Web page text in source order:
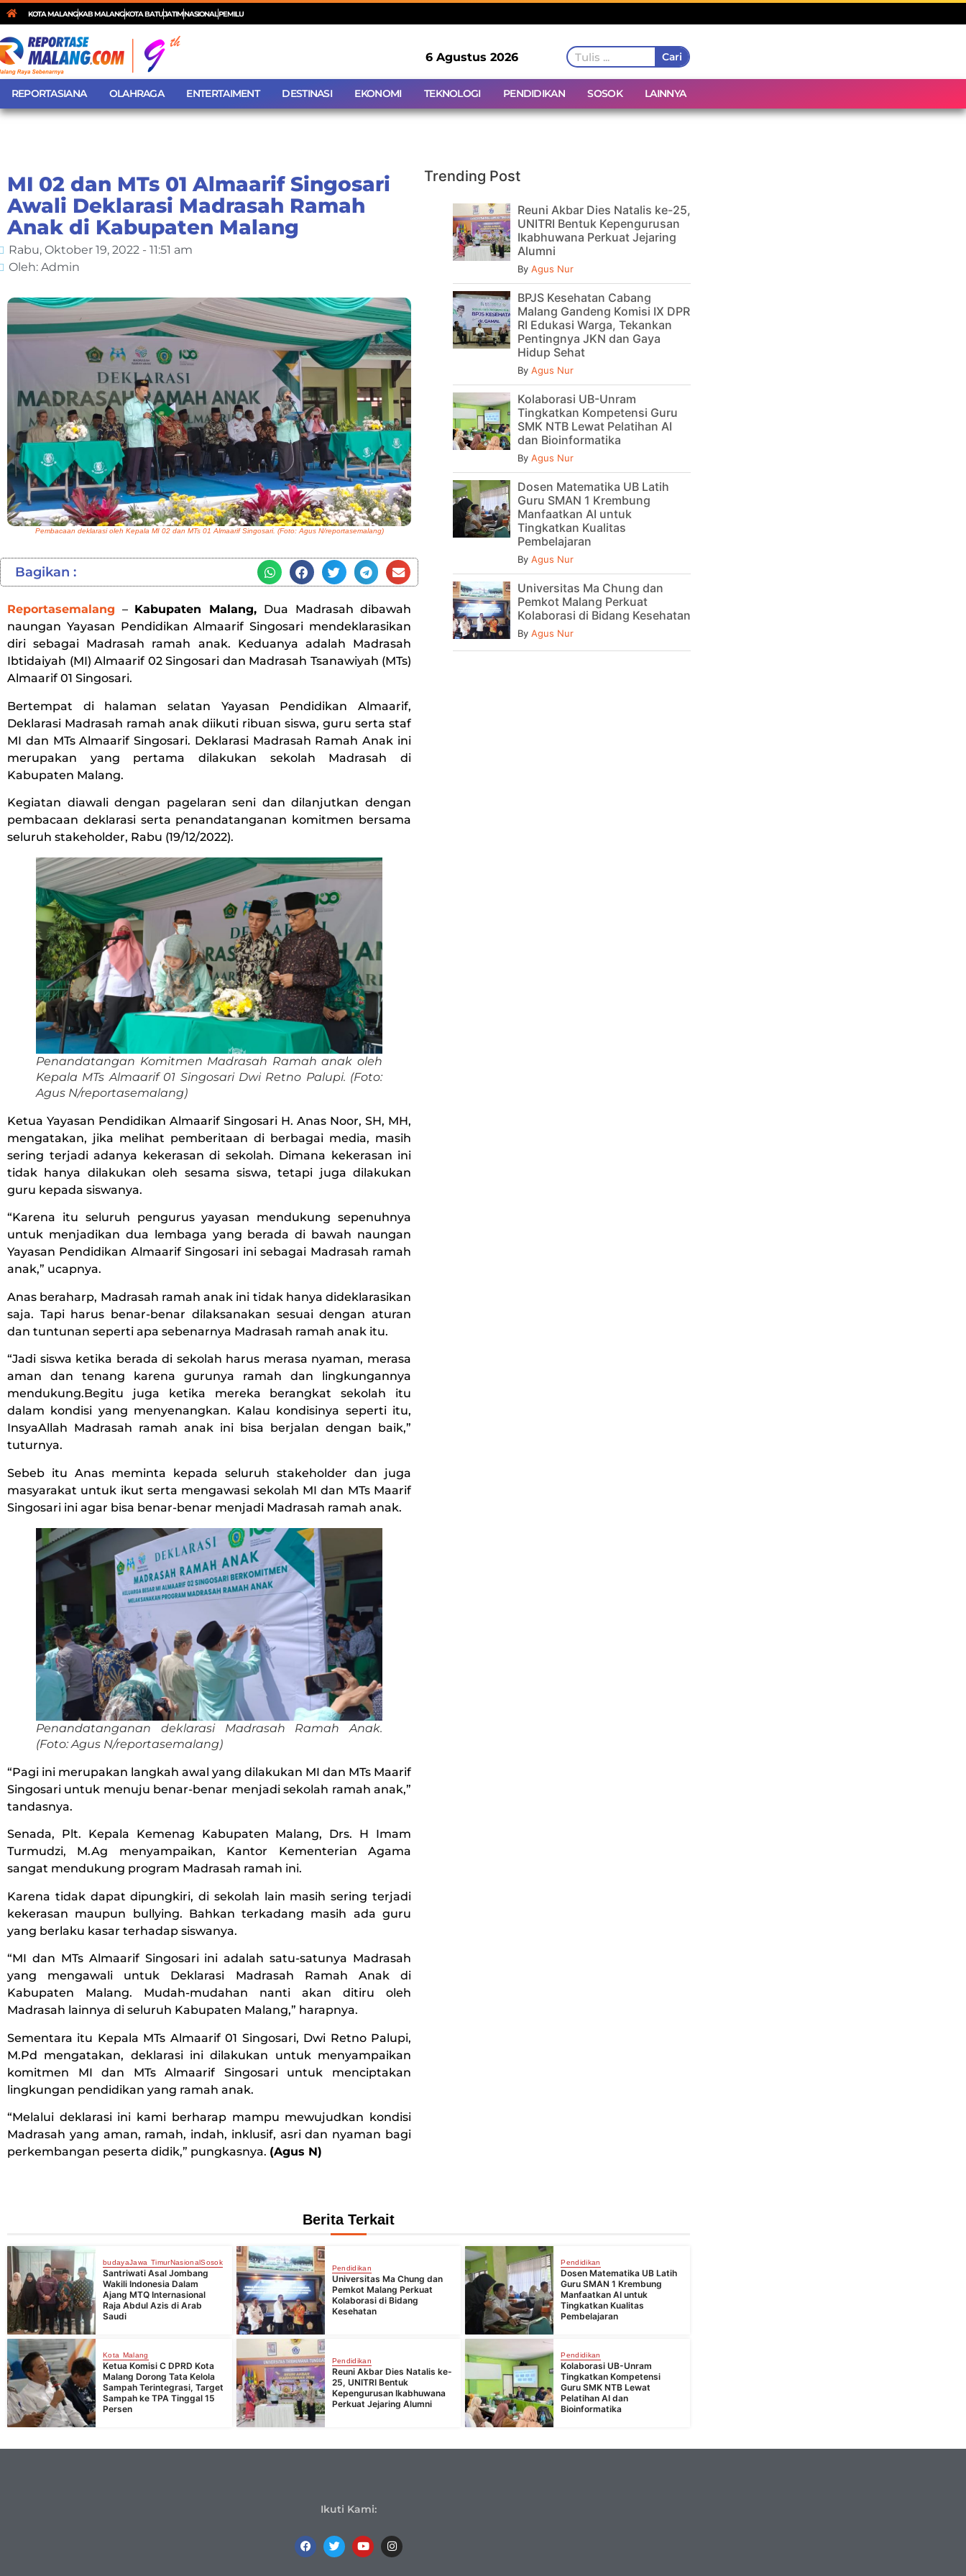
KOTA MALANGKAB MALANGKOTA BATUJATIMNASIONALPEMILU
6 Agustus 2026 Cari
REPORTASIANA OLAHRAGA ENTERTAIMENT DESTINASI EKONOMI TEKNOLOGI PENDIDIKAN SOSOK LAINNYA
MI 02 dan MTs 01 Almaarif Singosari
Awali Deklarasi Madrasah Ramah
Anak di Kabupaten Malang
Rabu, Oktober 19, 2022 - 11:51 am
Oleh: Admin
Pembacaan deklarasi oleh Kepala MI 02 dan MTs 01 Almaarif Singosari. (Foto: Agus N/reportasemalang)
Bagikan :
Reportasemalang – Kabupaten Malang, Dua Madrasah dibawah
naungan Yayasan Pendidikan Almaarif Singosari mendeklarasikan
diri sebagai Madrasah ramah anak. Keduanya adalah Madrasah
Ibtidaiyah (MI) Almaarif 02 Singosari dan Madrasah Tsanawiyah (MTs)
Almaarif 01 Singosari.
Bertempat di halaman selatan Yayasan Pendidikan Almaarif,
Deklarasi Madrasah ramah anak diikuti ribuan siswa, guru serta staf
MI dan MTs Almaarif Singosari. Deklarasi Madrasah Ramah Anak ini
merupakan yang pertama dilakukan sekolah Madrasah di
Kabupaten Malang.
Kegiatan diawali dengan pagelaran seni dan dilanjutkan dengan
pembacaan deklarasi serta penandatanganan komitmen bersama
seluruh stakeholder, Rabu (19/12/2022).
Penandatangan Komitmen Madrasah Ramah anak oleh
Kepala MTs Almaarif 01 Singosari Dwi Retno Palupi. (Foto:
Agus N/reportasemalang)
Ketua Yayasan Pendidikan Almaarif Singosari H. Anas Noor, SH, MH,
mengatakan, jika melihat pemberitaan di berbagai media, masih
sering terjadi adanya kekerasan di sekolah. Dimana kekerasan ini
tidak hanya dilakukan oleh sesama siswa, tetapi juga dilakukan
guru kepada siswanya.
“Karena itu seluruh pengurus yayasan mendukung sepenuhnya
untuk menjadikan dua lembaga yang berada di bawah naungan
Yayasan Pendidikan Almaarif Singosari ini sebagai Madrasah ramah
anak,” ucapnya.
Anas beraharp, Madrasah ramah anak ini tidak hanya dideklarasikan
saja. Tapi harus benar-benar dilaksanakan sesuai dengan aturan
dan tuntunan seperti apa sebenarnya Madrasah ramah anak itu.
“Jadi siswa ketika berada di sekolah harus merasa nyaman, merasa
aman dan tenang karena gurunya ramah dan lingkungannya
mendukung.Begitu juga ketika mereka berangkat sekolah itu
dalam kondisi yang menyenangkan. Kalau kondisinya seperti itu,
InsyaAllah Madrasah ramah anak ini bisa berjalan dengan baik,”
tuturnya.
Sebeb itu Anas meminta kepada seluruh stakeholder dan juga
masyarakat untuk ikut serta mengawasi sekolah MI dan MTs Maarif
Singosari ini agar bisa benar-benar menjadi Madrasah ramah anak.
Penandatanganan deklarasi Madrasah Ramah Anak.
(Foto: Agus N/reportasemalang)
“Pagi ini merupakan langkah awal yang dilakukan MI dan MTs Maarif
Singosari untuk menuju benar-benar menjadi sekolah ramah anak,”
tandasnya.
Senada, Plt. Kepala Kemenag Kabupaten Malang, Drs. H Imam
Turmudzi, M.Ag menyampaikan, Kantor Kementerian Agama
sangat mendukung program Madrasah ramah ini.
Karena tidak dapat dipungkiri, di sekolah lain masih sering terjadi
kekerasan maupun bullying. Bahkan terkadang masih ada guru
yang berlaku kasar terhadap siswanya.
“MI dan MTs Almaarif Singosari ini adalah satu-satunya Madrasah
yang mengawali untuk Deklarasi Madrasah Ramah Anak di
Kabupaten Malang. Mudah-mudahan nanti akan ditiru oleh
Madrasah lainnya di seluruh Kabupaten Malang,” harapnya.
Sementara itu Kepala MTs Almaarif 01 Singosari, Dwi Retno Palupi,
M.Pd mengatakan, deklarasi ini dilakukan untuk menyampaikan
komitmen MI dan MTs Almaarif Singosari untuk menciptakan
lingkungan pendidikan yang ramah anak.
“Melalui deklarasi ini kami berharap mampu mewujudkan kondisi
Madrasah yang aman, ramah, indah, inklusif, asri dan nyaman bagi
perkembangan peserta didik,” pungkasnya. (Agus N)
Trending Post
Reuni Akbar Dies Natalis ke-25,
UNITRI Bentuk Kepengurusan
Ikabhuwana Perkuat Jejaring
Alumni
By Agus Nur
BPJS Kesehatan Cabang
Malang Gandeng Komisi IX DPR
RI Edukasi Warga, Tekankan
Pentingnya JKN dan Gaya
Hidup Sehat
By Agus Nur
Kolaborasi UB-Unram
Tingkatkan Kompetensi Guru
SMK NTB Lewat Pelatihan AI
dan Bioinformatika
By Agus Nur
Dosen Matematika UB Latih
Guru SMAN 1 Krembung
Manfaatkan AI untuk
Tingkatkan Kualitas
Pembelajaran
By Agus Nur
Universitas Ma Chung dan
Pemkot Malang Perkuat
Kolaborasi di Bidang Kesehatan
By Agus Nur
Berita Terkait
budayaJawa TimurNasionalSosok
Santriwati Asal Jombang
Wakili Indonesia Dalam
Ajang MTQ Internasional
Raja Abdul Azis di Arab
Saudi
Pendidikan
Universitas Ma Chung dan
Pemkot Malang Perkuat
Kolaborasi di Bidang
Kesehatan
Pendidikan
Dosen Matematika UB Latih
Guru SMAN 1 Krembung
Manfaatkan AI untuk
Tingkatkan Kualitas
Pembelajaran
Kota Malang
Ketua Komisi C DPRD Kota
Malang Dorong Tata Kelola
Sampah Terintegrasi, Target
Sampah ke TPA Tinggal 15
Persen
Pendidikan
Reuni Akbar Dies Natalis ke-
25, UNITRI Bentuk
Kepengurusan Ikabhuwana
Perkuat Jejaring Alumni
Pendidikan
Kolaborasi UB-Unram
Tingkatkan Kompetensi
Guru SMK NTB Lewat
Pelatihan AI dan
Bioinformatika
Ikuti Kami: